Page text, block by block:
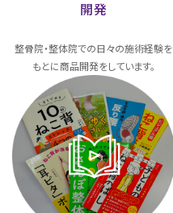
開発
整骨院・整体院での日々の施術経験を
もとに商品開発をしています。